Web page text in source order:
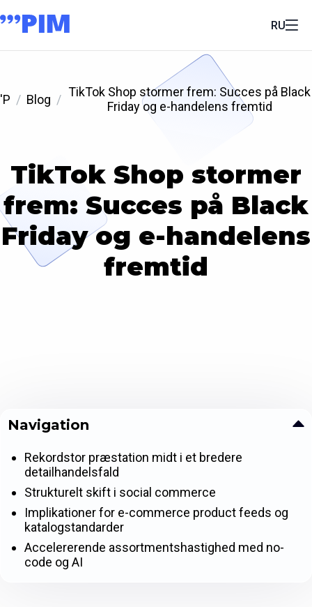
RU
'P Blog
TikTok Shop stormer frem: Succes på Black
Friday og e-handelens fremtid
TikTok Shop stormer
frem: Succes på Black
Friday og e-handelens
fremtid
Navigation
Rekordstor præstation midt i et bredere
detailhandelsfald
Strukturelt skift i social commerce
Implikationer for e-commerce product feeds og
katalogstandarder
Accelererende assortmentshastighed med no-
code og AI